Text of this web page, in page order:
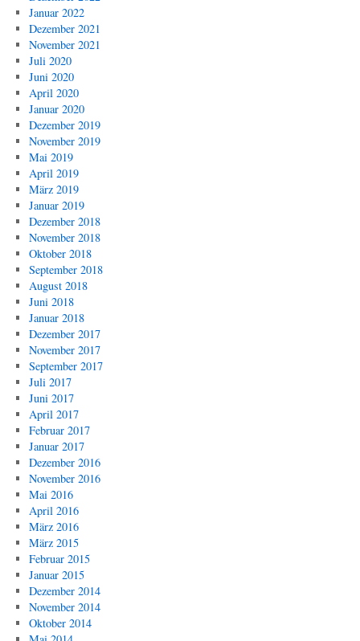
Januar 2022
Dezember 2021
November 2021
Juli 2020
Juni 2020
April 2020
Januar 2020
Dezember 2019
November 2019
Mai 2019
April 2019
März 2019
Januar 2019
Dezember 2018
November 2018
Oktober 2018
September 2018
August 2018
Juni 2018
Januar 2018
Dezember 2017
November 2017
September 2017
Juli 2017
Juni 2017
April 2017
Februar 2017
Januar 2017
Dezember 2016
November 2016
Mai 2016
April 2016
März 2016
März 2015
Februar 2015
Januar 2015
Dezember 2014
November 2014
Oktober 2014